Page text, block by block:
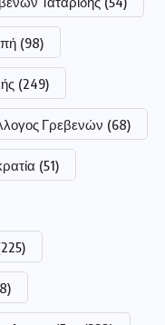
(98)
(249)
Γρεβενών (68)
(51)